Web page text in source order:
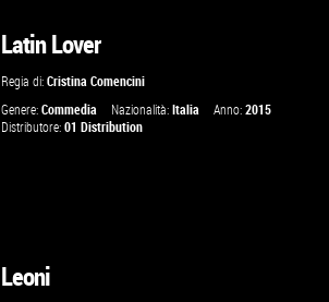
Latin Lover
Regia di:Cristina Comencini
Genere:Commedia Nazionalità:Italia Anno:2015
Distributore:01 Distribution
Leoni